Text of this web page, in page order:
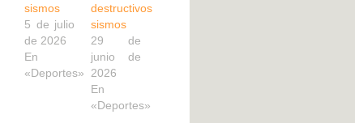
sismos
5 de julio
de 2026
En
«Deportes»
destructivos
sismos
29 de
junio de
2026
En
«Deportes»